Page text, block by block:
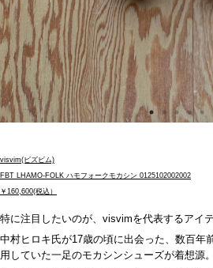
visvim(ビズビム)
FBT LHAMO-FOLK ハモフォークモカシン 0125102002002
￥160,600(税込）
特に注目したいのが、 visvimを代表するアイ
中村ヒロキ氏が17歳の頃に出会った、数百年
用していた一足のモカシンシューズが着想源。